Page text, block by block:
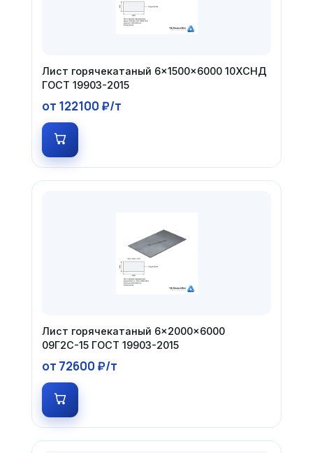
Лист горячекатаный 6×1500×6000 10ХСНД
ГОСТ 19903-2015
от 122100 ₽/т
Лист горячекатаный 6×2000×6000
09Г2С-15 ГОСТ 19903-2015
от 72600 ₽/т